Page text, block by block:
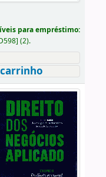
para empréstimo:
] (2).